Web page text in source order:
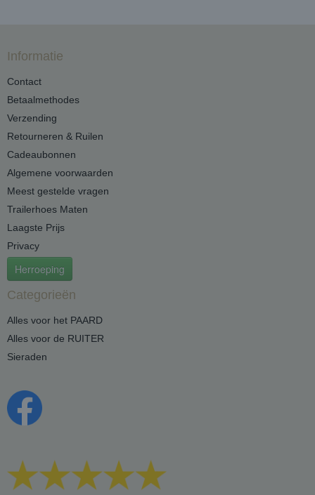
Informatie
Contact
Betaalmethodes
Verzending
Retourneren & Ruilen
Cadeaubonnen
Algemene voorwaarden
Meest gestelde vragen
Trailerhoes Maten
Laagste Prijs
Privacy
Herroeping
Categorieën
Alles voor het PAARD
Alles voor de RUITER
Sieraden